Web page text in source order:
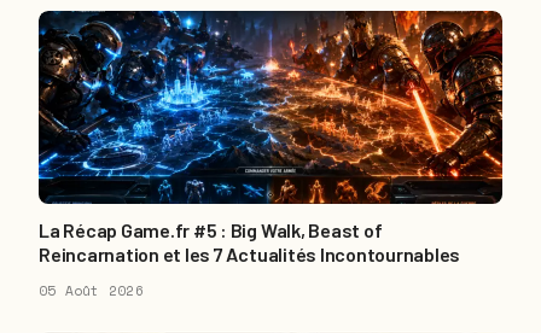
La Récap Game.fr #5 : Big Walk, Beast of
Reincarnation et les 7 Actualités Incontournables
05 Août 2026